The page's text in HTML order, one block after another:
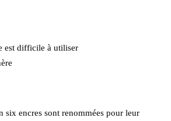
est difficile à utiliser
six encres sont renommées pour leur